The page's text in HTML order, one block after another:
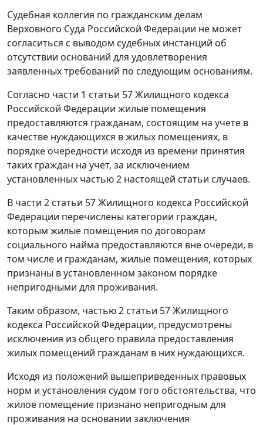
Судебная коллегия по гражданским делам
Верховного Суда Российской Федерации не может
согласиться с выводом судебных инстанций об
отсутствии оснований для удовлетворения
заявленных требований по следующим основаниям.
Согласно части 1 статьи 57Жилищного кодекса
Российской Федерации жилые помещения
предоставляются гражданам, состоящим на учете в
качестве нуждающихся в жилых помещениях, в
порядке очередности исходя из времени принятия
таких граждан на учет, за исключением
установленных частью 2 настоящей статьи случаев.
В части 2 статьи 57Жилищного кодекса Российской
Федерации перечислены категории граждан,
которым жилые помещения по договорам
социального найма предоставляются вне очереди, в
том числе и гражданам, жилые помещения, которых
признаны в установленном законом порядке
непригодными для проживания.
Таким образом, частью 2 статьи 57Жилищного
кодекса Российской Федерации, предусмотрены
исключения из общего правила предоставления
жилых помещений гражданам в них нуждающихся.
Исходя из положений вышеприведенных правовых
норм и установления судом того обстоятельства, что
жилое помещение признано непригодным для
проживания на основании заключения